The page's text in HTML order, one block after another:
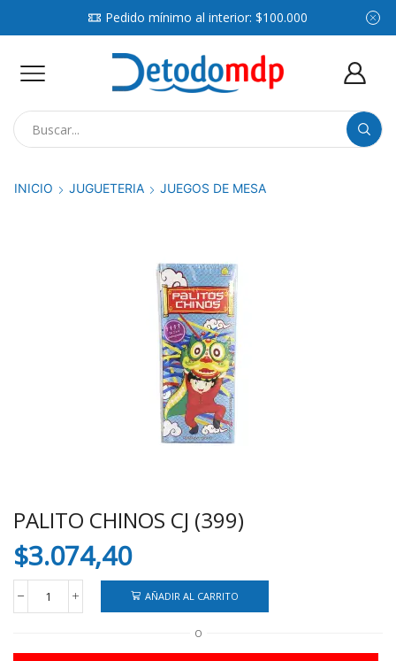
Pedido mínimo al interior: $100.000
INICIO JUGUETERIA JUEGOS DE MESA
PALITO CHINOS CJ (399)
$3.074,40
PALITO
CHINOS
(399)
AÑADIR AL CARRITO
O